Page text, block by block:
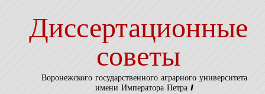
Диссертационные
советы
Воронежского государственного аграрного университета
имени Императора Петра I